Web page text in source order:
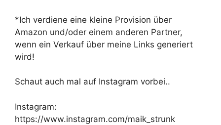
*Ich verdiene eine kleine Provision über
Amazon und/oder einem anderen Partner,
wenn ein Verkauf über meine Links generiert
wird!
Schaut auch mal auf Instagram vorbei..
Instagram:
https://www.instagram.com/maik_strunk